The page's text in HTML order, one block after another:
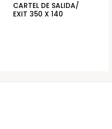
CARTEL DE SALIDA/
EXIT 350 X 140